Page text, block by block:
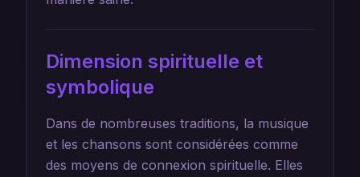
Dimension spirituelle et
symbolique
Dans de nombreuses traditions, la musique
et les chansons sont considérées comme
des moyens de connexion spirituelle. Elles